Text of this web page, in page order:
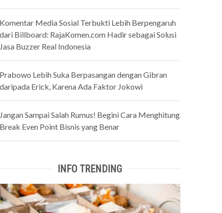
Media Sosial Terbukti Lebih Berpengaruh
Billboard: RajaKomen.com Hadir sebagai Solusi
Buzzer Real Indonesia
Lebih Suka Berpasangan dengan Gibran
Erick, Karena Ada Faktor Jokowi
Sampai Salah Rumus! Begini Cara Menghitung
Even Point Bisnis yang Benar
INFO TRENDING